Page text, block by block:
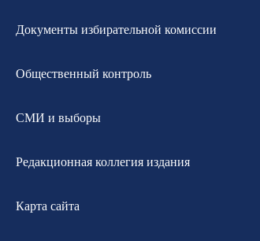
Документы избирательной комиссии
Общественный контроль
СМИ и выборы
Редакционная коллегия издания
Карта сайта